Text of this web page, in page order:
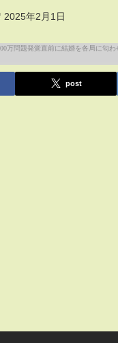
2025年2月1日
post